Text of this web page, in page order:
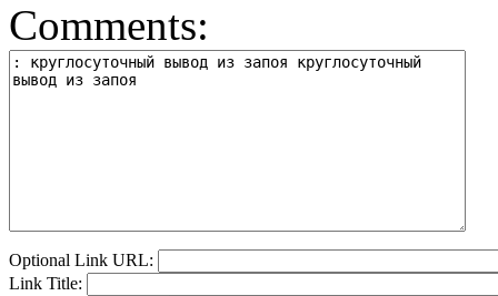
Comments:
Optional Link URL:
Link Title: